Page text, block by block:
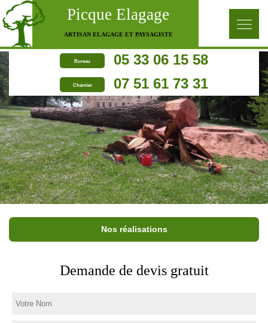
Picque Elagage
ARTISAN ELAGAGE ET PAYSAGISTE
Bureau 05 33 06 15 58
Chantier 07 51 61 73 31
Nos réalisations
Demande de devis gratuit